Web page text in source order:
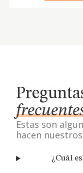
Estas son
hacen
¿Cuál